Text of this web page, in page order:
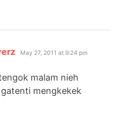
says:
May 27, 2011 at 9:24 pm
malam nieh
mengkekek